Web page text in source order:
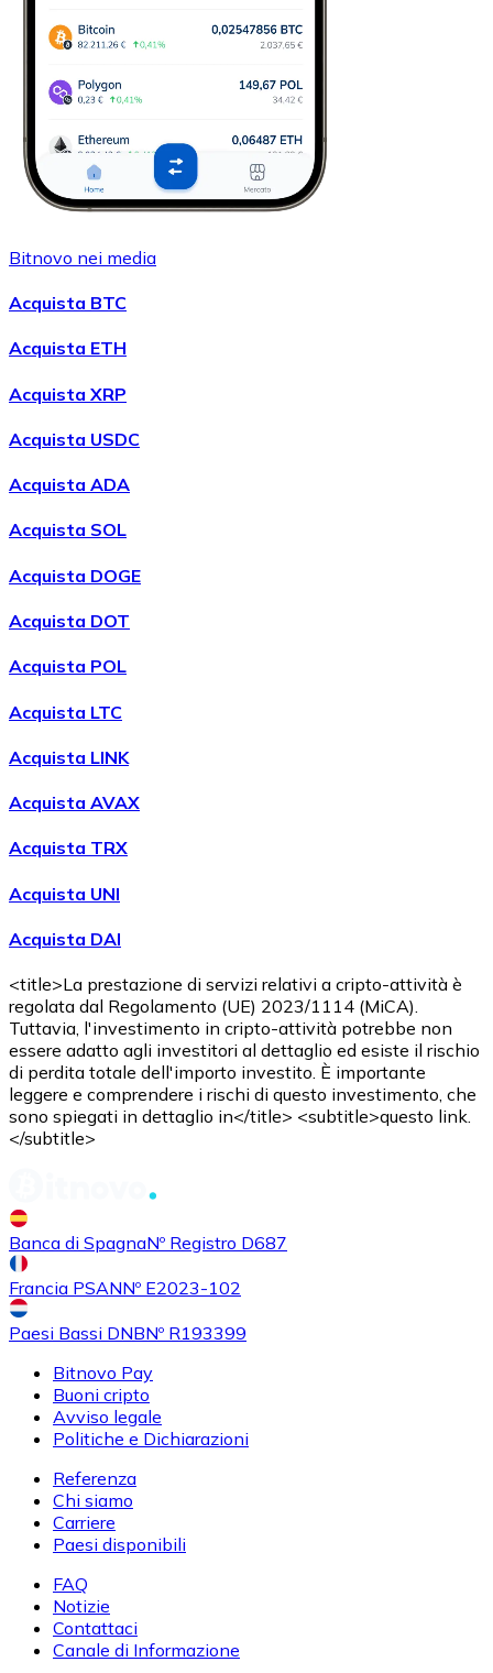
Bitnovo nei media
Acquista BTC
Acquista ETH
Acquista XRP
Acquista USDC
Acquista ADA
Acquista SOL
Acquista DOGE
Acquista DOT
Acquista POL
Acquista LTC
Acquista LINK
Acquista AVAX
Acquista TRX
Acquista UNI
Acquista DAI
<title>La prestazione di servizi relativi a cripto-attività è
regolata dal Regolamento (UE) 2023/1114 (MiCA).
Tuttavia, l'investimento in cripto-attività potrebbe non
essere adatto agli investitori al dettaglio ed esiste il rischio
di perdita totale dell'importo investito. È importante
leggere e comprendere i rischi di questo investimento, che
sono spiegati in dettaglio in</title> <subtitle>questo link.
</subtitle>
Banca di SpagnaNº Registro D687
Francia PSANNº E2023-102
Paesi Bassi DNBNº R193399
Bitnovo Pay
Buoni cripto
Avviso legale
Politiche e Dichiarazioni
Referenza
Chi siamo
Carriere
Paesi disponibili
FAQ
Notizie
Contattaci
Canale di Informazione